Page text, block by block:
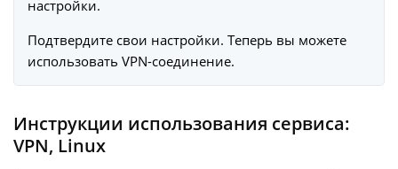
настройки.
Подтвердите свои настройки. Теперь вы можете
использовать VPN-соединение.
Инструкции использования сервиса:
VPN, Linux